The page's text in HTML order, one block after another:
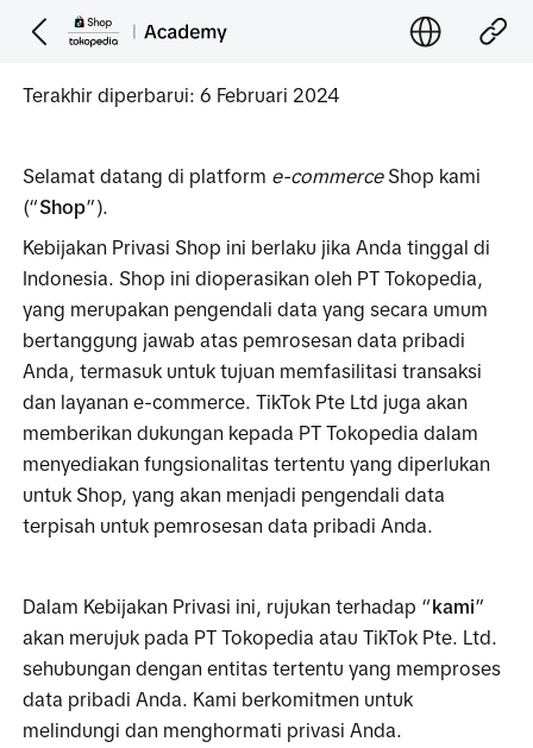
Terakhir diperbarui: 6 Februari 2024
Selamat datang di platform e-commerce Shop kami
(“Shop”).
Kebijakan Privasi Shop ini berlaku jika Anda tinggal di
Indonesia. Shop ini dioperasikan oleh PT Tokopedia,
yang merupakan pengendali data yang secara umum
bertanggung jawab atas pemrosesan data pribadi
Anda, termasuk untuk tujuan memfasilitasi transaksi
dan layanan e-commerce. TikTok Pte Ltd juga akan
memberikan dukungan kepada PT Tokopedia dalam
menyediakan fungsionalitas tertentu yang diperlukan
untuk Shop, yang akan menjadi pengendali data
terpisah untuk pemrosesan data pribadi Anda.
Dalam Kebijakan Privasi ini, rujukan terhadap “kami”
akan merujuk pada PT Tokopedia atau TikTok Pte. Ltd.
sehubungan dengan entitas tertentu yang memproses
data pribadi Anda. Kami berkomitmen untuk
melindungi dan menghormati privasi Anda.